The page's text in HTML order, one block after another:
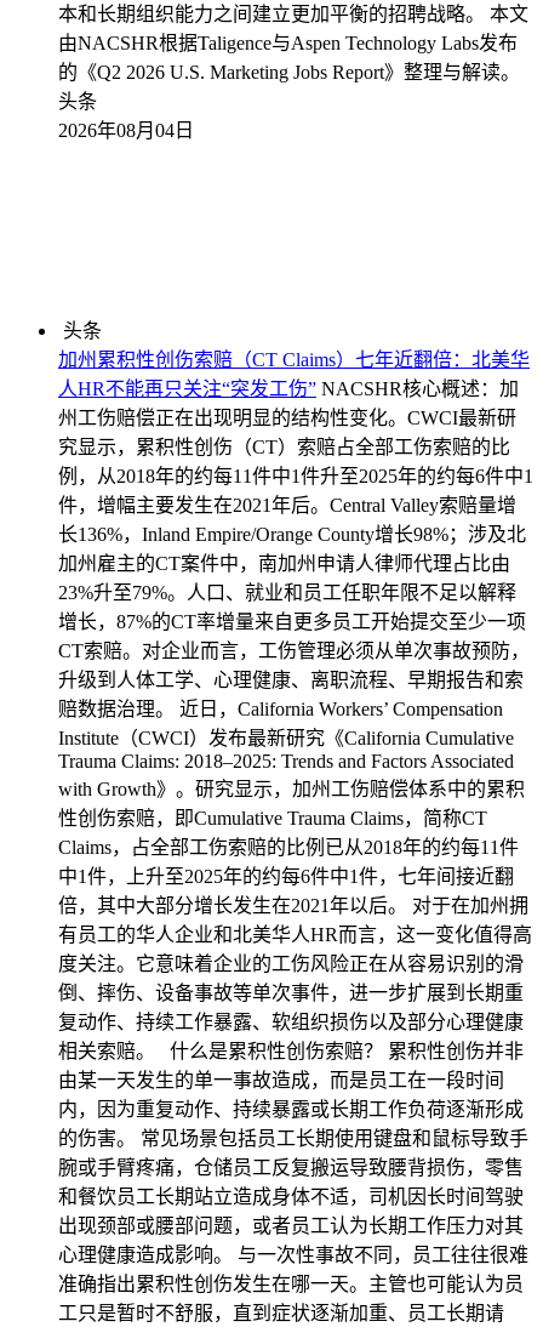
本和长期组织能力之间建立更加平衡的招聘战略。 本文
由NACSHR根据Taligence与Aspen Technology Labs发布
的《Q2 2026 U.S. Marketing Jobs Report》整理与解读。
头条
2026年08月04日
头条
加州累积性创伤索赔（CT Claims）七年近翻倍：北美华
人HR不能再只关注“突发工伤” NACSHR核心概述：加
州工伤赔偿正在出现明显的结构性变化。CWCI最新研
究显示，累积性创伤（CT）索赔占全部工伤索赔的比
例，从2018年的约每11件中1件升至2025年的约每6件中1
件，增幅主要发生在2021年后。Central Valley索赔量增
长136%，Inland Empire/Orange County增长98%；涉及北
加州雇主的CT案件中，南加州申请人律师代理占比由
23%升至79%。人口、就业和员工任职年限不足以解释
增长，87%的CT率增量来自更多员工开始提交至少一项
CT索赔。对企业而言，工伤管理必须从单次事故预防，
升级到人体工学、心理健康、离职流程、早期报告和索
赔数据治理。 近日，California Workers’ Compensation
Institute（CWCI）发布最新研究《California Cumulative
Trauma Claims: 2018–2025: Trends and Factors Associated
with Growth》。研究显示，加州工伤赔偿体系中的累积
性创伤索赔，即Cumulative Trauma Claims，简称CT
Claims，占全部工伤索赔的比例已从2018年的约每11件
中1件，上升至2025年的约每6件中1件，七年间接近翻
倍，其中大部分增长发生在2021年以后。 对于在加州拥
有员工的华人企业和北美华人HR而言，这一变化值得高
度关注。它意味着企业的工伤风险正在从容易识别的滑
倒、摔伤、设备事故等单次事件，进一步扩展到长期重
复动作、持续工作暴露、软组织损伤以及部分心理健康
相关索赔。 什么是累积性创伤索赔？ 累积性创伤并非
由某一天发生的单一事故造成，而是员工在一段时间
内，因为重复动作、持续暴露或长期工作负荷逐渐形成
的伤害。 常见场景包括员工长期使用键盘和鼠标导致手
腕或手臂疼痛，仓储员工反复搬运导致腰背损伤，零售
和餐饮员工长期站立造成身体不适，司机因长时间驾驶
出现颈部或腰部问题，或者员工认为长期工作压力对其
心理健康造成影响。 与一次性事故不同，员工往往很难
准确指出累积性创伤发生在哪一天。主管也可能认为员
工只是暂时不舒服，直到症状逐渐加重、员工长期请